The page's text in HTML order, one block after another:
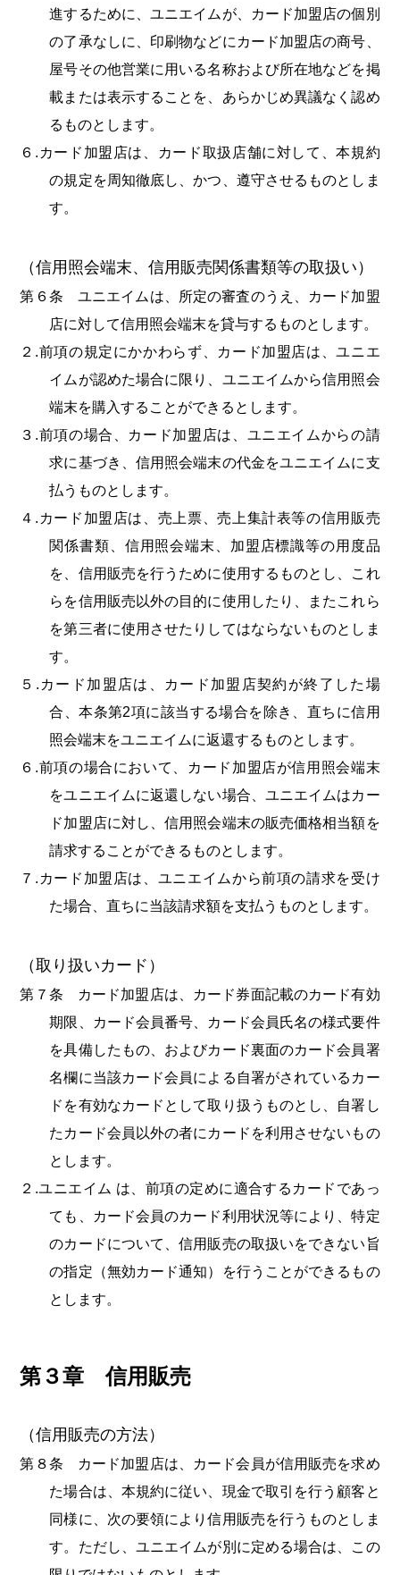
進するために、ユニエイムが、カード加盟店の個別
の了承なしに、印刷物などにカード加盟店の商号、
屋号その他営業に用いる名称および所在地などを掲
載または表示することを、あらかじめ異議なく認め
るものとします。
６.カード加盟店は、カード取扱店舗に対して、本規約
の規定を周知徹底し、かつ、遵守させるものとしま
す。
（信用照会端末、信用販売関係書類等の取扱い）
第６条 ユニエイムは、所定の審査のうえ、カード加盟
店に対して信用照会端末を貸与するものとします。
２.前項の規定にかかわらず、カード加盟店は、ユニエ
イムが認めた場合に限り、ユニエイムから信用照会
端末を購入することができるとします。
３.前項の場合、カード加盟店は、ユニエイムからの請
求に基づき、信用照会端末の代金をユニエイムに支
払うものとします。
４.カード加盟店は、売上票、売上集計表等の信用販売
関係書類、信用照会端末、加盟店標識等の用度品
を、信用販売を行うために使用するものとし、これ
らを信用販売以外の目的に使用したり、またこれら
を第三者に使用させたりしてはならないものとしま
す。
５.カード加盟店は、カード加盟店契約が終了した場
合、本条第2項に該当する場合を除き、直ちに信用
照会端末をユニエイムに返還するものとします。
６.前項の場合において、カード加盟店が信用照会端末
をユニエイムに返還しない場合、ユニエイムはカー
ド加盟店に対し、信用照会端末の販売価格相当額を
請求することができるものとします。
７.カード加盟店は、ユニエイムから前項の請求を受け
た場合、直ちに当該請求額を支払うものとします。
（取り扱いカード）
第７条 カード加盟店は、カード券面記載のカード有効
期限、カード会員番号、カード会員氏名の様式要件
を具備したもの、およびカード裏面のカード会員署
名欄に当該カード会員による自署がされているカー
ドを有効なカードとして取り扱うものとし、自署し
たカード会員以外の者にカードを利用させないもの
とします。
２.ユニエイム は、前項の定めに適合するカードであっ
ても、カード会員のカード利用状況等により、特定
のカードについて、信用販売の取扱いをできない旨
の指定（無効カード通知）を行うことができるもの
とします。
第３章 信用販売
（信用販売の方法）
第８条 カード加盟店は、カード会員が信用販売を求め
た場合は、本規約に従い、現金で取引を行う顧客と
同様に、次の要領により信用販売を行うものとしま
す。ただし、ユニエイムが別に定める場合は、この